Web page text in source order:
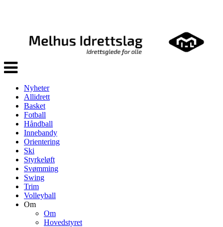
Veksle
navigasjon
Nyheter
Allidrett
Basket
Fotball
Håndball
Innebandy
Orientering
Ski
Styrkeløft
Svømming
Swing
Trim
Volleyball
Om
Om
Hovedstyret